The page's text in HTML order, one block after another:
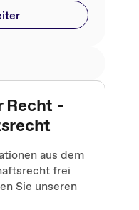
Recht -
aus dem
frei
Sie unseren